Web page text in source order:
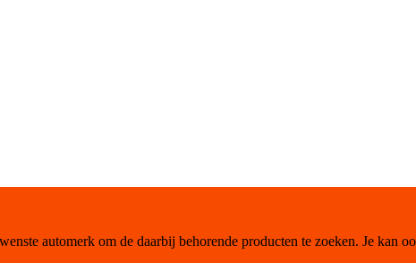
automerk om de daarbij behorende producten te zoeken. Je kan